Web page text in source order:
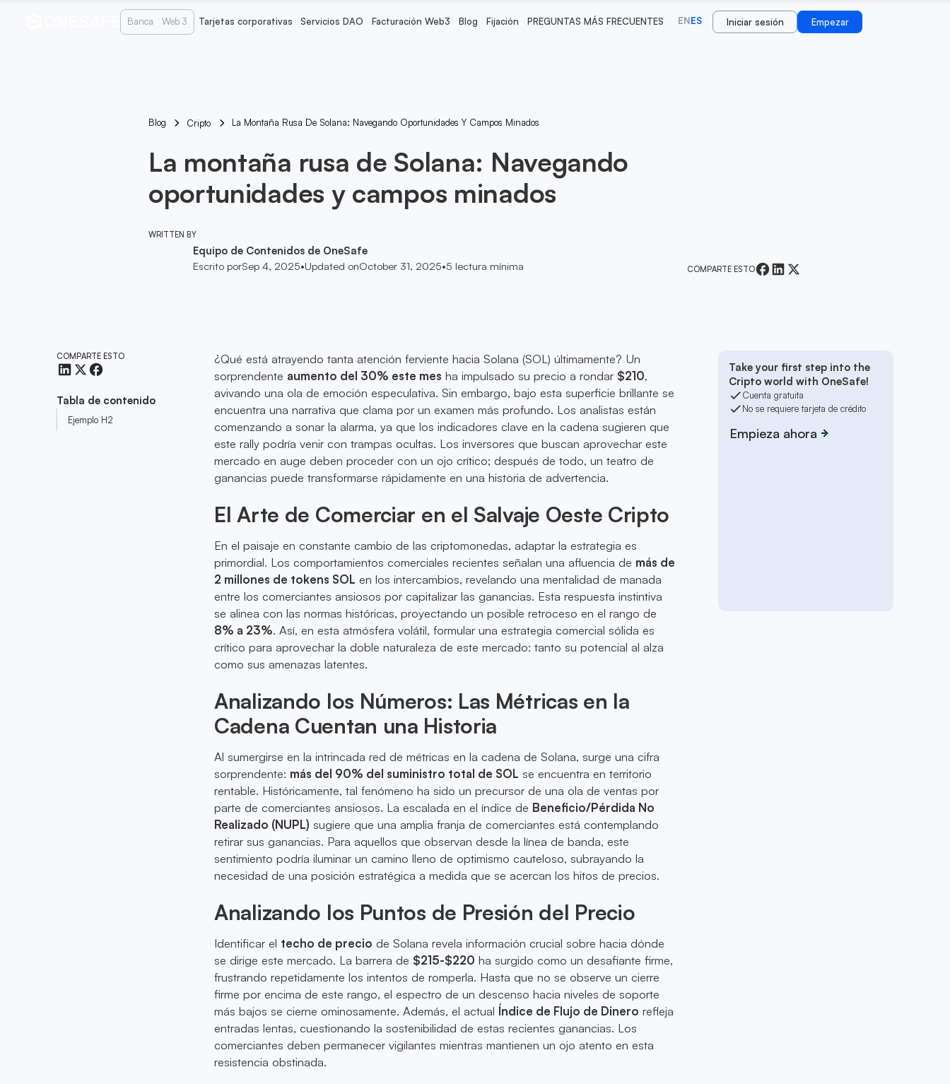
Banca Web 3 Tarjetas corporativas Servicios DAO Facturación Web3 Blog Fijación PREGUNTAS MÁS FRECUENTES ENES Iniciar sesión Empezar
Blog Cripto La Montaña Rusa De Solana: Navegando Oportunidades Y Campos Minados
La montaña rusa de Solana: Navegando
oportunidades y campos minados
WRITTEN BY
Equipo de Contenidos de OneSafe
Escrito porSep 4, 2025•Updated onOctober 31, 2025•5 lectura mínima COMPARTE ESTO
COMPARTE ESTO
Tabla de contenido
Ejemplo H2
¿Qué está atrayendo tanta atención ferviente hacia Solana (SOL) últimamente? Un
sorprendente aumento del 30% este mes ha impulsado su precio a rondar $210,
avivando una ola de emoción especulativa. Sin embargo, bajo esta superficie brillante se
encuentra una narrativa que clama por un examen más profundo. Los analistas están
comenzando a sonar la alarma, ya que los indicadores clave en la cadena sugieren que
este rally podría venir con trampas ocultas. Los inversores que buscan aprovechar este
mercado en auge deben proceder con un ojo crítico; después de todo, un teatro de
ganancias puede transformarse rápidamente en una historia de advertencia.
El Arte de Comerciar en el Salvaje Oeste Cripto
En el paisaje en constante cambio de las criptomonedas, adaptar la estrategia es
primordial. Los comportamientos comerciales recientes señalan una afluencia de más de
2 millones de tokens SOL en los intercambios, revelando una mentalidad de manada
entre los comerciantes ansiosos por capitalizar las ganancias. Esta respuesta instintiva
se alinea con las normas históricas, proyectando un posible retroceso en el rango de
8% a 23%. Así, en esta atmósfera volátil, formular una estrategia comercial sólida es
crítico para aprovechar la doble naturaleza de este mercado: tanto su potencial al alza
como sus amenazas latentes.
Analizando los Números: Las Métricas en la
Cadena Cuentan una Historia
Al sumergirse en la intrincada red de métricas en la cadena de Solana, surge una cifra
sorprendente: más del 90% del suministro total de SOL se encuentra en territorio
rentable. Históricamente, tal fenómeno ha sido un precursor de una ola de ventas por
parte de comerciantes ansiosos. La escalada en el índice de Beneficio/Pérdida No
Realizado (NUPL) sugiere que una amplia franja de comerciantes está contemplando
retirar sus ganancias. Para aquellos que observan desde la línea de banda, este
sentimiento podría iluminar un camino lleno de optimismo cauteloso, subrayando la
necesidad de una posición estratégica a medida que se acercan los hitos de precios.
Analizando los Puntos de Presión del Precio
Identificar el techo de precio de Solana revela información crucial sobre hacia dónde
se dirige este mercado. La barrera de $215-$220 ha surgido como un desafiante firme,
frustrando repetidamente los intentos de romperla. Hasta que no se observe un cierre
firme por encima de este rango, el espectro de un descenso hacia niveles de soporte
más bajos se cierne ominosamente. Además, el actual Índice de Flujo de Dinero refleja
entradas lentas, cuestionando la sostenibilidad de estas recientes ganancias. Los
comerciantes deben permanecer vigilantes mientras mantienen un ojo atento en esta
resistencia obstinada.
Take your first step into the
Cripto world with OneSafe!
Cuenta gratuita
No se requiere tarjeta de crédito
Empieza ahora